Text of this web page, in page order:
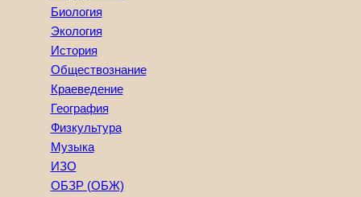
Биология
Экология
История
Обществознание
Краеведение
География
Физкультура
Музыка
ИЗО
ОБЗР (ОБЖ)